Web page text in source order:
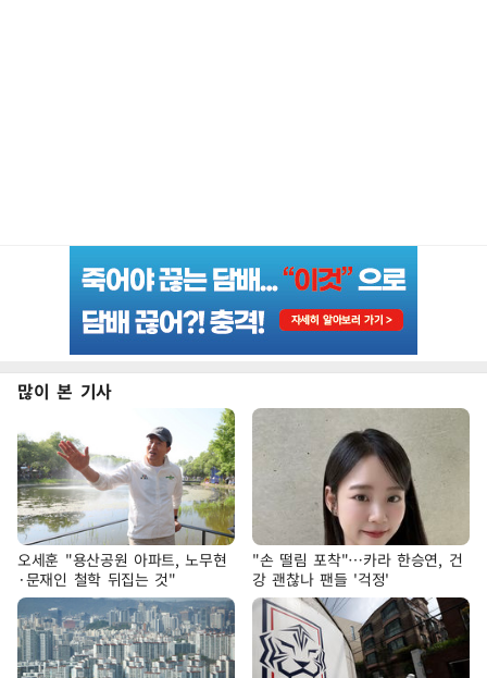
많이 본 기사
오세훈 "용산공원 아파트, 노무현
·문재인 철학 뒤집는 것"
"손 떨림 포착"…카라 한승연, 건
강 괜찮나 팬들 '걱정'